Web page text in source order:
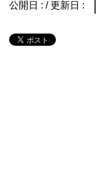
公開日 : / 更新日 :